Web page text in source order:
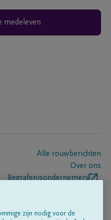
medeleven
Alle rouwberichten
Over ons
Begrafenisondernemers
zijn nodig voor de